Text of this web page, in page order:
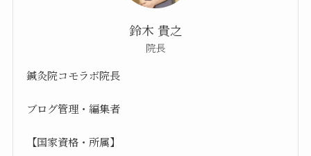
鈴木 貴之
院長
鍼灸院コモラボ院長
ブログ管理・編集者
【国家資格・所属】